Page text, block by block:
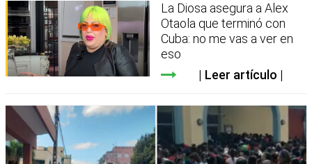
La Diosa asegura a Alex
Otaola que terminó con
Cuba: no me vas a ver en
eso
Leer artículo